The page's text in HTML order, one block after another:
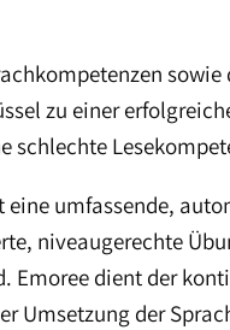
zu einer
schlechte
eine umfassende,
niveaugerechte
Emoree dient der
Umsetzung der